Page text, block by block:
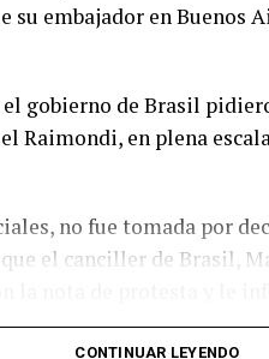
su embajador en Buenos
gobierno de Brasil
Raimondi, en plena
no fue tomada por
el canciller de Brasil,
Aires.
CONTINUAR LEYENDO